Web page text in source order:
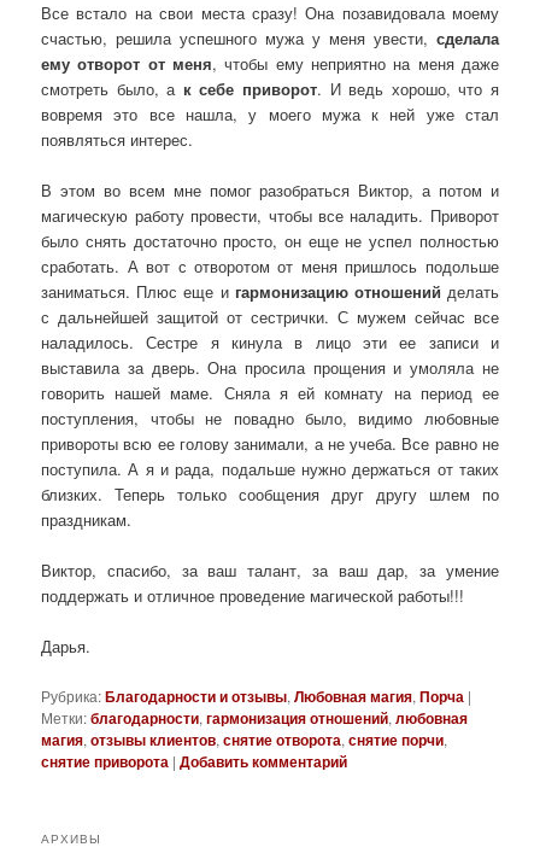
Все встало на свои места сразу! Она позавидовала моему
счастью, решила успешного мужа у меня увести, сделала
ему отворот от меня, чтобы ему неприятно на меня даже
смотреть было, а к себе приворот. И ведь хорошо, что я
вовремя это все нашла, у моего мужа к ней уже стал
появляться интерес.
В этом во всем мне помог разобраться Виктор, а потом и
магическую работу провести, чтобы все наладить. Приворот
было снять достаточно просто, он еще не успел полностью
сработать. А вот с отворотом от меня пришлось подольше
заниматься. Плюс еще и гармонизацию отношений делать
с дальнейшей защитой от сестрички. С мужем сейчас все
наладилось. Сестре я кинула в лицо эти ее записи и
выставила за дверь. Она просила прощения и умоляла не
говорить нашей маме. Сняла я ей комнату на период ее
поступления, чтобы не повадно было, видимо любовные
привороты всю ее голову занимали, а не учеба. Все равно не
поступила. А я и рада, подальше нужно держаться от таких
близких. Теперь только сообщения друг другу шлем по
праздникам.
Виктор, спасибо, за ваш талант, за ваш дар, за умение
поддержать и отличное проведение магической работы!!!
Дарья.
Рубрика:Благодарности и отзывы,Любовная магия,Порча |
Метки:благодарности,гармонизация отношений,любовная
магия,отзывы клиентов,снятие отворота,снятие порчи,
снятие приворота |Добавить комментарий
АРХИВЫ